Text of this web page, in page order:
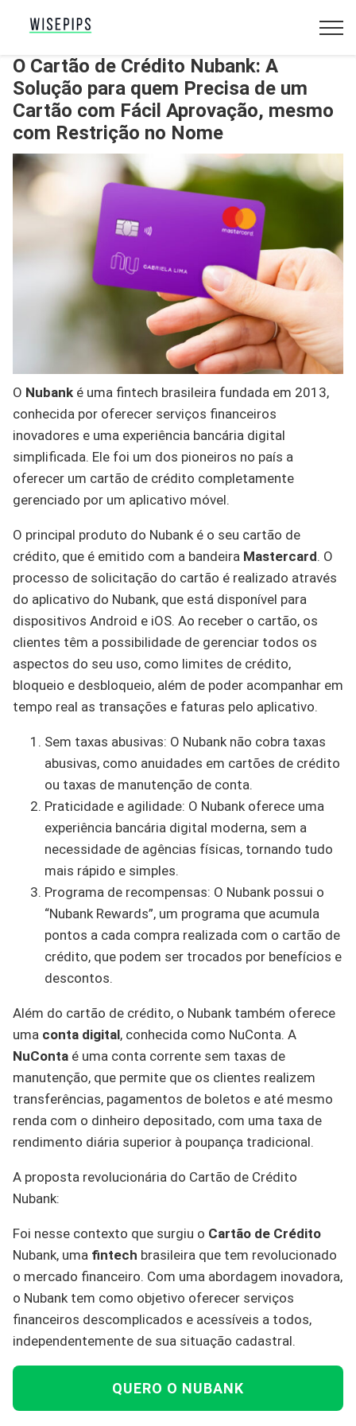
O Cartão de Crédito Nubank: A
Solução para quem Precisa de um
Cartão com Fácil Aprovação, mesmo
com Restrição no Nome
O Nubank é uma fintech brasileira fundada em 2013,
conhecida por oferecer serviços financeiros
inovadores e uma experiência bancária digital
simplificada. Ele foi um dos pioneiros no país a
oferecer um cartão de crédito completamente
gerenciado por um aplicativo móvel.
O principal produto do Nubank é o seu cartão de
crédito, que é emitido com a bandeira Mastercard. O
processo de solicitação do cartão é realizado através
do aplicativo do Nubank, que está disponível para
dispositivos Android e iOS. Ao receber o cartão, os
clientes têm a possibilidade de gerenciar todos os
aspectos do seu uso, como limites de crédito,
bloqueio e desbloqueio, além de poder acompanhar em
tempo real as transações e faturas pelo aplicativo.
Sem taxas abusivas: O Nubank não cobra taxas
abusivas, como anuidades em cartões de crédito
ou taxas de manutenção de conta.
Praticidade e agilidade: O Nubank oferece uma
experiência bancária digital moderna, sem a
necessidade de agências físicas, tornando tudo
mais rápido e simples.
Programa de recompensas: O Nubank possui o
“Nubank Rewards”, um programa que acumula
pontos a cada compra realizada com o cartão de
crédito, que podem ser trocados por benefícios e
descontos.
Além do cartão de crédito, o Nubank também oferece
uma conta digital, conhecida como NuConta. A
NuConta é uma conta corrente sem taxas de
manutenção, que permite que os clientes realizem
transferências, pagamentos de boletos e até mesmo
renda com o dinheiro depositado, com uma taxa de
rendimento diária superior à poupança tradicional.
A proposta revolucionária do Cartão de Crédito
Nubank:
Foi nesse contexto que surgiu o Cartão de Crédito
Nubank, uma fintech brasileira que tem revolucionado
o mercado financeiro. Com uma abordagem inovadora,
o Nubank tem como objetivo oferecer serviços
financeiros descomplicados e acessíveis a todos,
independentemente de sua situação cadastral.
QUERO O NUBANK